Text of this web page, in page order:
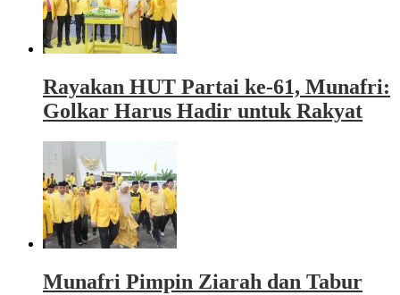
Rayakan HUT Partai ke-61, Munafri:
Golkar Harus Hadir untuk Rakyat
Munafri Pimpin Ziarah dan Tabur